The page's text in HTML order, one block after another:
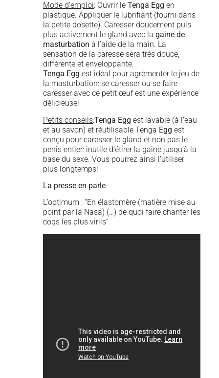
Mode d’emploi: Ouvrir le Tenga Egg en
plastique. Appliquer le lubrifiant (fourni dans
la petite dosette). Caresser doucement puis
plus activement le gland avec la gaine de
masturbation à l’aide de la main. La
sensation de la caresse sera très douce,
différente et enveloppante.
Tenga Egg est idéal pour agrémenter le jeu de
la masturbation: se caresser ou se faire
caresser avec ce petit œuf est une expérience
délicieuse!
Petits conseils:Tenga Egg est lavable (à l’eau
et au savon) et réutilisable Tenga Egg est
conçu pour caresser le gland et non pas le
pénis entier: inutile d’étirer la gaine jusqu’à la
base du sexe. Vous pourrez ainsi l’utiliser
plus longtemps!
La presse en parle
L’optimum : “En élastomère (matière mise au
point par la Nasa) (…) de quoi faire chanter les
coqs les plus virils”